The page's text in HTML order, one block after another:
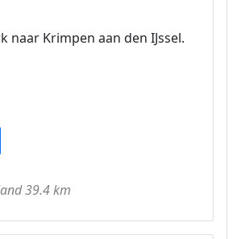
naar Krimpen aan den IJssel.
39.4 km